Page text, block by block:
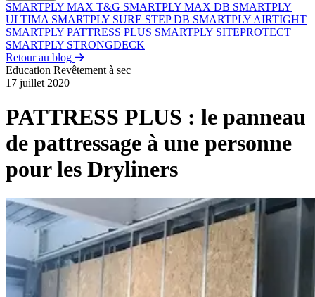
SMARTPLY MAX T&G SMARTPLY MAX DB SMARTPLY
ULTIMA SMARTPLY SURE STEP DB SMARTPLY AIRTIGHT
SMARTPLY PATTRESS PLUS SMARTPLY SITEPROTECT
SMARTPLY STRONGDECK
Retour au blog
Education Revêtement à sec
17 juillet 2020
PATTRESS PLUS : le panneau
de pattressage à une personne
pour les Dryliners